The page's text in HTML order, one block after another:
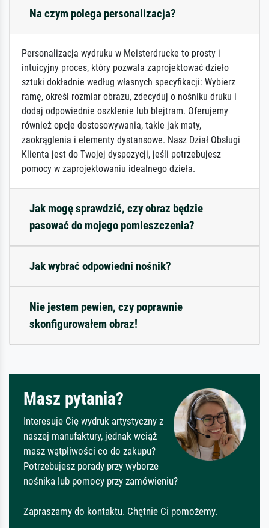
Na czym polega personalizacja?
Personalizacja wydruku w Meisterdrucke to prosty i
intuicyjny proces, który pozwala zaprojektować dzieło
sztuki dokładnie według własnych specyfikacji: Wybierz
ramę, określ rozmiar obrazu, zdecyduj o nośniku druku i
dodaj odpowiednie oszklenie lub blejtram. Oferujemy
również opcje dostosowywania, takie jak maty,
zaokrąglenia i elementy dystansowe. Nasz Dział Obsługi
Klienta jest do Twojej dyspozycji, jeśli potrzebujesz
pomocy w zaprojektowaniu idealnego dzieła.
Jak mogę sprawdzić, czy obraz będzie
pasować do mojego pomieszczenia?
Jak wybrać odpowiedni nośnik?
Nie jestem pewien, czy poprawnie
skonfigurowałem obraz!
Masz pytania?
Interesuje Cię wydruk artystyczny z
naszej manufaktury, jednak wciąż
masz wątpliwości co do zakupu?
Potrzebujesz porady przy wyborze
nośnika lub pomocy przy zamówieniu?
Zapraszamy do kontaktu. Chętnie Ci pomożemy.